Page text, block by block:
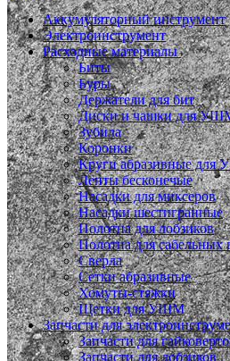
Аккумуляторный инструмент
Электроинструмент
Расходные материалы
Биты
Буры
Держатели для бит
Диски и чашки для
Зубила
Коронки
Круги абразивные
Ленты бесконечые
Насадки для миксеров
Насадки шестигранные
Полотна для лобзиков
Полотна для сабельных
Сверла
Сетки абразивные
Хомуты-стяжки
Щетки для УШМ
Запчасти для
Запчасти для
Запчасти для лобзиков